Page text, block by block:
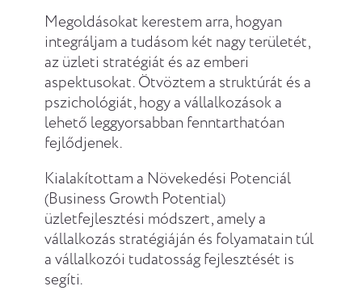
Megoldásokat kerestem arra, hogyan
integráljam a tudásom két nagy területét,
az üzleti stratégiát és az emberi
aspektusokat. Ötvöztem a struktúrát és a
pszichológiát, hogy a vállalkozások a
lehető leggyorsabban fenntarthatóan
fejlődjenek.
Kialakítottam a Növekedési Potenciál
(Business Growth Potential)
üzletfejlesztési módszert, amely a
vállalkozás stratégiáján és folyamatain túl
a vállalkozói tudatosság fejlesztését is
segíti.